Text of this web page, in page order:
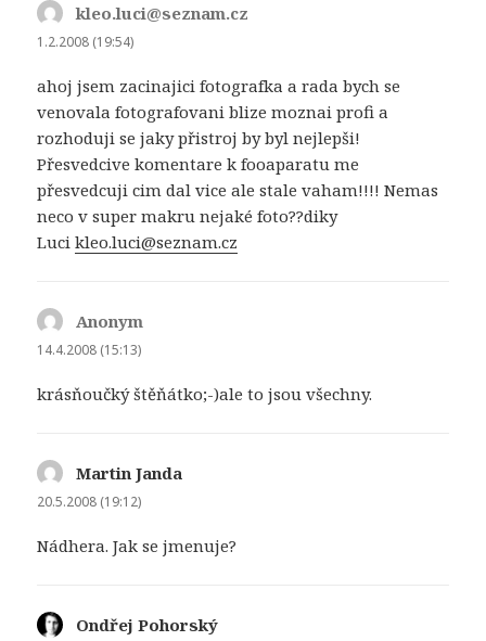
kleo.luci@seznam.cz
1.2.2008 (19:54)
ahoj jsem zacinajici fotografka a rada bych se
venovala fotografovani blize moznai profi a
rozhoduji se jaky přistroj by byl nejlepši!
Přesvedcive komentare k fooaparatu me
přesvedcuji cim dal vice ale stale vaham!!!! Nemas
neco v super makru nejaké foto??diky
Lucikleo.luci@seznam.cz
Anonym
14.4.2008 (15:13)
krásňoučký štěňátko;-)ale to jsou všechny.
Martin Janda
20.5.2008 (19:12)
Nádhera. Jak se jmenuje?
Ondřej Pohorský